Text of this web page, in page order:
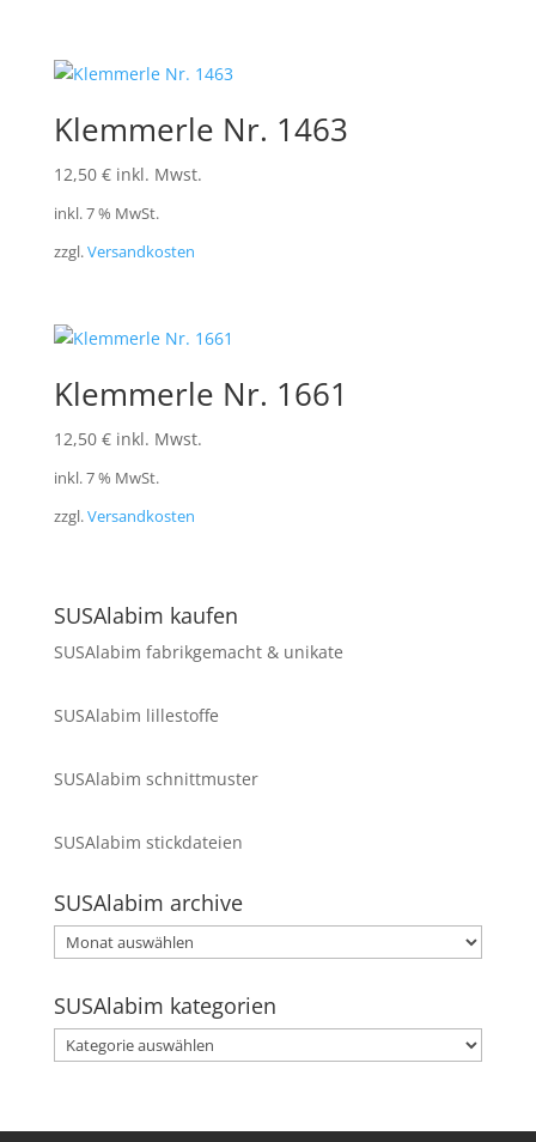
Klemmerle Nr. 1463
12,50 € inkl. Mwst.
inkl. 7 % MwSt.
zzgl.Versandkosten
Klemmerle Nr. 1661
12,50 € inkl. Mwst.
inkl. 7 % MwSt.
zzgl.Versandkosten
SUSAlabim kaufen
SUSAlabim fabrikgemacht & unikate
SUSAlabim lillestoffe
SUSAlabim schnittmuster
SUSAlabim stickdateien
SUSAlabim archive
SUSAlabim
archive
SUSAlabim kategorien
SUSAlabim
kategorien